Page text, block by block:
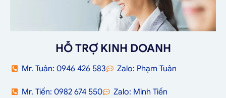
HỖ TRỢ KINH DOANH
Mr. Tuân: 0946 426 583 Zalo: Phạm Tuân
Mr. Tiến: 0982 674 550 Zalo: Minh Tiến